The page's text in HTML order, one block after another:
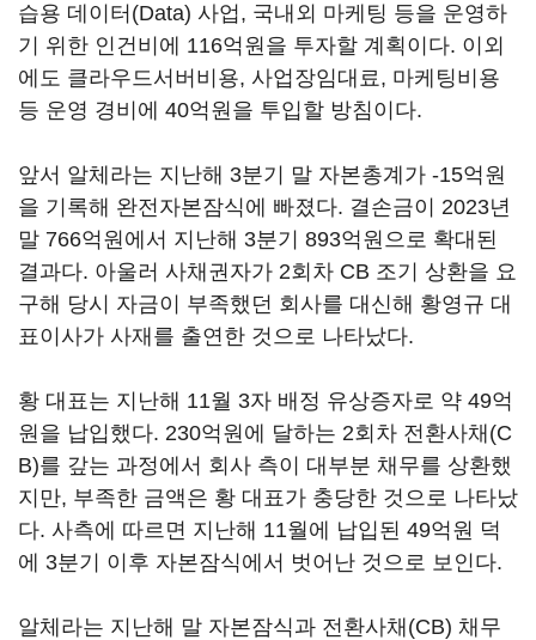
습용 데이터(Data) 사업, 국내외 마케팅 등을 운영하
기 위한 인건비에 116억원을 투자할 계획이다. 이외
에도 클라우드서버비용, 사업장임대료, 마케팅비용
등 운영 경비에 40억원을 투입할 방침이다.
앞서 알체라는 지난해 3분기 말 자본총계가 -15억원
을 기록해 완전자본잠식에 빠졌다. 결손금이 2023년
말 766억원에서 지난해 3분기 893억원으로 확대된
결과다. 아울러 사채권자가 2회차 CB 조기 상환을 요
구해 당시 자금이 부족했던 회사를 대신해 황영규 대
표이사가 사재를 출연한 것으로 나타났다.
황 대표는 지난해 11월 3자 배정 유상증자로 약 49억
원을 납입했다. 230억원에 달하는 2회차 전환사채(C
B)를 갚는 과정에서 회사 측이 대부분 채무를 상환했
지만, 부족한 금액은 황 대표가 충당한 것으로 나타났
다. 사측에 따르면 지난해 11월에 납입된 49억원 덕
에 3분기 이후 자본잠식에서 벗어난 것으로 보인다.
알체라는 지난해 말 자본잠식과 전환사채(CB) 채무